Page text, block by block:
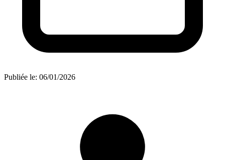
Publiée le: 06/01/2026